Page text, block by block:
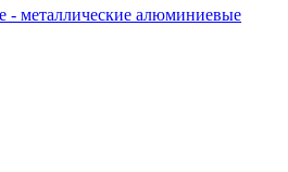
металлические алюминиевые